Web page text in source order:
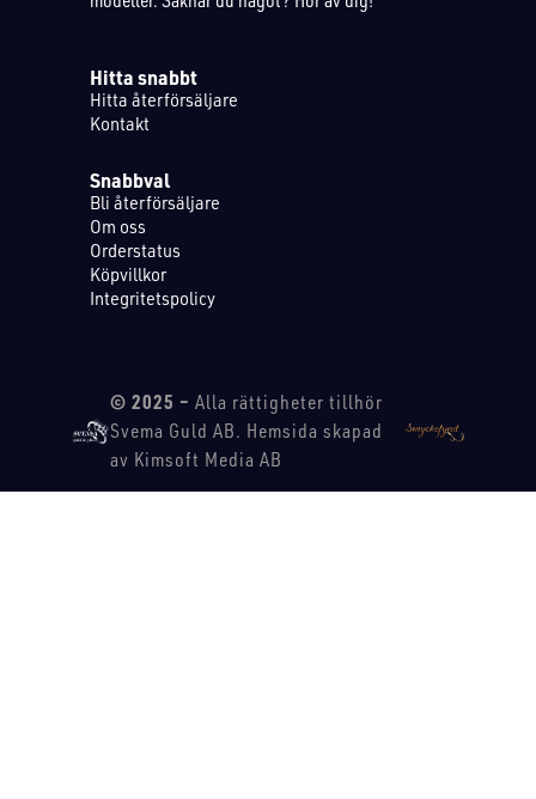
Hitta snabbt
Hitta återförsäljare
Kontakt
Snabbval
Bli återförsäljare
Om oss
Orderstatus
Köpvillkor
Integritetspolicy
© 2025 – Alla rättigheter tillhör
Svema Guld AB. Hemsida skapad
av Kimsoft Media AB